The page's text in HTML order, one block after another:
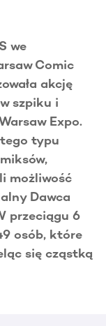
we
Comic
akcję
szpiku i
Expo.
typu
możliwość
Dawca
przeciągu 6
osób, które
się cząstką